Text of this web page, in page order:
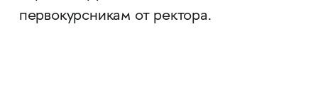
первокурсникам от ректора.